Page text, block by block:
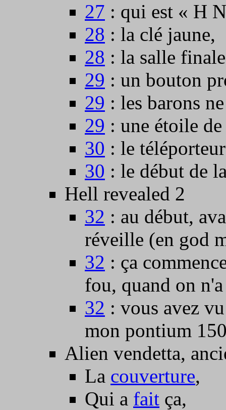
27 : qui est « H
28 : la clé jaune,
28 : la salle
29 : un bouton
29 : les barons
29 : une étoile
30 : le
30 : le début de
Hell revealed 2
32 : au début,
réveille (en god
32 : ça
fou, quand on
32 : vous avez
mon pontium
Alien vendetta,
La couverture,
Qui a fait ça,